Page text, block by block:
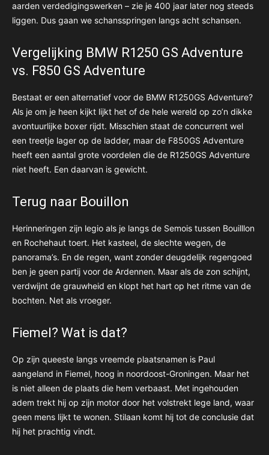
aarden verdedigingswerken – zie je 400 jaar later nog steeds
liggen. Dus gaan we schansspringen langs acht schansen.
Vergelijking BMW R1250 GS Adventure
vs. F850 GS Adventure
Bestaat er een alternatief voor de BMW R1250GS Adventure?
Als je om je heen kijkt lijkt het of de hele wereld op zo’n dikke
avontuurlijke boxer rijdt. Misschien staat de concurrent wel
een treetje lager op de ladder, maar de F850GS Adventure
heeft een aantal grote voordelen die de R1250GS Adventure
niet heeft. Een daarvan is gewicht.
Terug naar Bouillon
Herinneringen zijn legio als je langs de Semois tussen Bouilllon
en Rochehaut toert. Het kasteel, de slechte wegen, de
panorama’s. En de regen, want zonder deugdelijk regengoed
ben je geen partij voor de Ardennen. Maar als de zon schijnt,
verdwijnt de grauwheid en klopt het hart op het ritme van de
bochten. Net als vroeger.
Fiemel? Wat is dat?
Op zijn queeste langs vreemde plaatsnamen is Paul
aangeland in Fiemel, hoog in noordoost-Groningen. Maar het
is niet alleen de plaats die hem verbaast. Met ingehouden
adem trekt hij op zijn motor door het volstrekt lege land, waar
geen mens lijkt te wonen. Stilaan komt hij tot de conclusie dat
hij het prachtig vindt.